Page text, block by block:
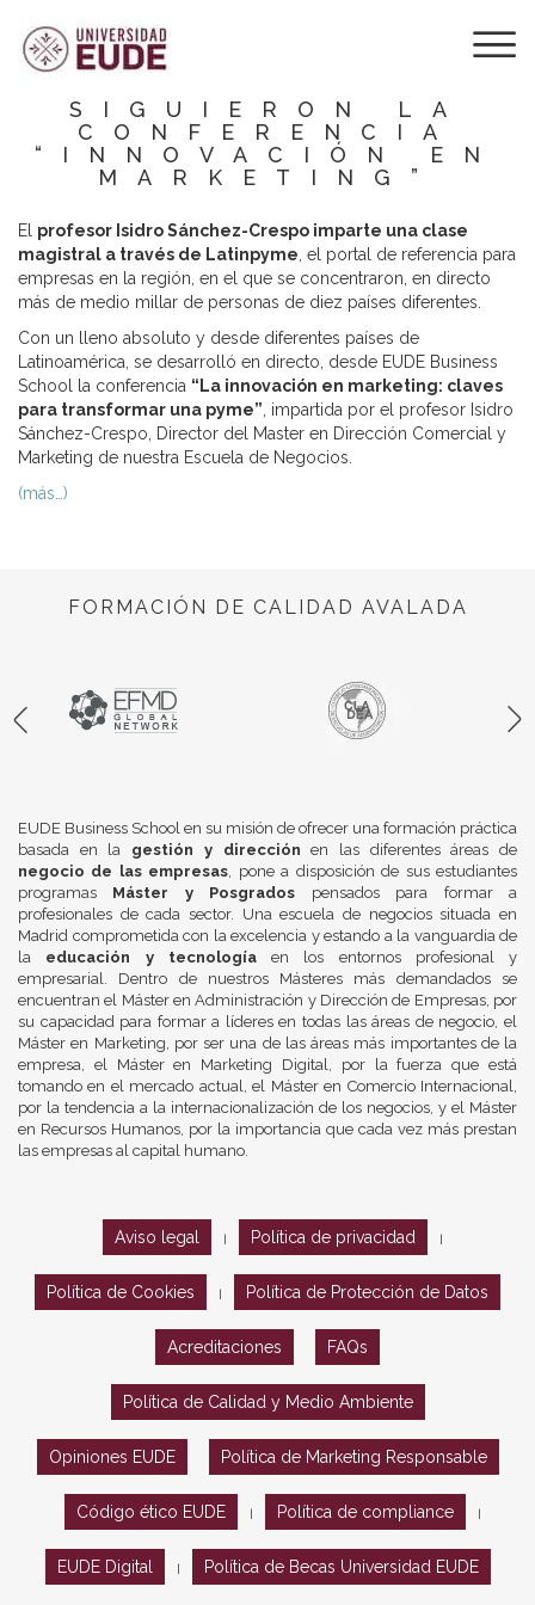
MÁS DE MEDIO
MILLAR DE
SIGUIERON LA
CONFERENCIA
“INNOVACIÓN EN
MARKETING”
El profesor Isidro Sánchez-Crespo imparte una clase
magistral a través de Latinpyme , el portal de referencia para
empresas en la región, en el que se concentraron, en directo
más de medio millar de personas de diez países diferentes.
Con un lleno absoluto y desde diferentes países de
Latinoamérica, se desarrolló en directo, desde EUDE Business
School la conferencia “La innovación en marketing: claves
para transformar una pyme” , impartida por el profesor Isidro
Sánchez-Crespo, Director del Master en Dirección Comercial y
Marketing de nuestra Escuela de Negocios.
(más…)
FORMACIÓN DE CALIDAD AVALADA
EUDE Business School en su misión de ofrecer una formación práctica
basada en la gestión y dirección en las diferentes áreas de
negocio de las empresas, pone a disposición de sus estudiantes
programas Máster y Posgrados pensados para formar a
profesionales de cada sector. Una escuela de negocios situada en
Madrid comprometida con la excelencia y estando a la vanguardia de
la educación y tecnologíaen los entornos profesional y
empresarial. Dentro de nuestros Másteres más demandados se
encuentran el Máster en Administración y Dirección de Empresas, por
su capacidad para formar a líderes en todas las áreas de negocio, el
Máster en Marketing, por ser una de las áreas más importantes de la
empresa, el Máster en Marketing Digital, por la fuerza que está
tomando en el mercado actual, el Máster en Comercio Internacional,
por la tendencia a la internacionalización de los negocios, y el Máster
en Recursos Humanos, por la importancia que cada vez más prestan
las empresas al capital humano.
Aviso legal Política de privacidad
Política de Cookies Política de Protección de Datos
Acreditaciones FAQs
Política de Calidad y Medio Ambiente
Opiniones EUDE Política de Marketing Responsable
Código ético EUDE Política de compliance
EUDE Digital Política de Becas Universidad EUDE